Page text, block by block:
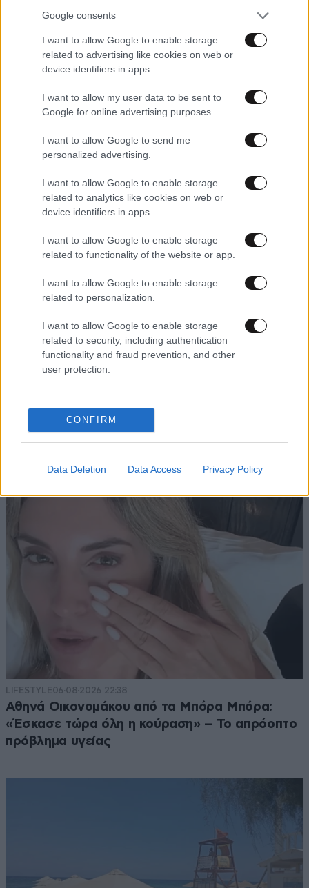
Google consents
I want to allow Google to enable storage
related to advertising like cookies on web or
device identifiers in apps.
I want to allow my user data to be sent to
Google for online advertising purposes.
I want to allow Google to send me
personalized advertising.
I want to allow Google to enable storage
related to analytics like cookies on web or
device identifiers in apps.
I want to allow Google to enable storage
related to functionality of the website or app.
I want to allow Google to enable storage
related to personalization.
I want to allow Google to enable storage
related to security, including authentication
functionality and fraud prevention, and other
user protection.
CONFIRM
Data Deletion Data Access Privacy Policy
LIFESTYLE06·08·2026 22:38
Αθηνά Οικονομάκου από τα Μπόρα Μπόρα:
«Έσκασε τώρα όλη η κούραση» – Το απρόοπτο
πρόβλημα υγείας